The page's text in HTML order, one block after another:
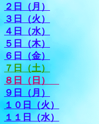
２日（月）
３日（火）アポ
４日（水）
アポ１
５日（木）
６日（金）
７日（土）
江戸川
８日（日）
９日（月）
１０日（火）
１１日（水）
アポ